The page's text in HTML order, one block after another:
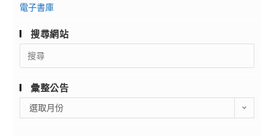
電子書庫
搜尋網站
Search
for:
彙整公告
整
選取月份